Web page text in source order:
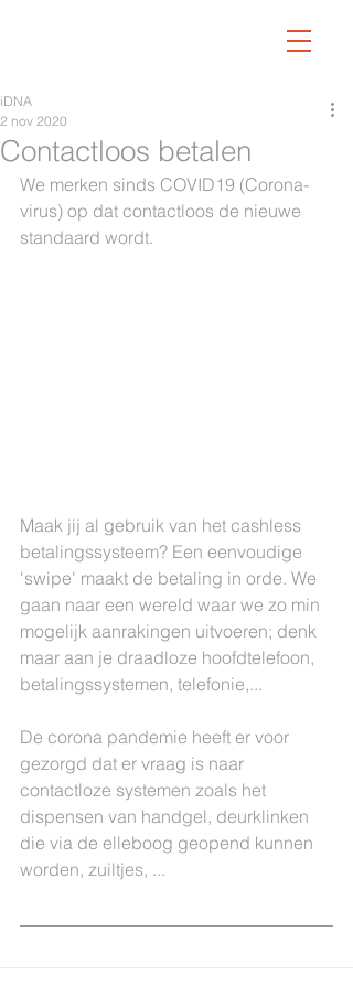
Contactloos betalen
iDNA
2 nov 2020
We merken sinds COVID19 (Corona-
virus) op dat contactloos de nieuwe
standaard wordt.
Maak jij al gebruik van het cashless
betalingssysteem? Een eenvoudige
'swipe' maakt de betaling in orde. We
gaan naar een wereld waar we zo min
mogelijk aanrakingen uitvoeren; denk
maar aan je draadloze hoofdtelefoon,
betalingssystemen, telefonie,...
De corona pandemie heeft er voor
gezorgd dat er vraag is naar
contactloze systemen zoals het
dispensen van handgel, deurklinken
die via de elleboog geopend kunnen
worden, zuiltjes, ...